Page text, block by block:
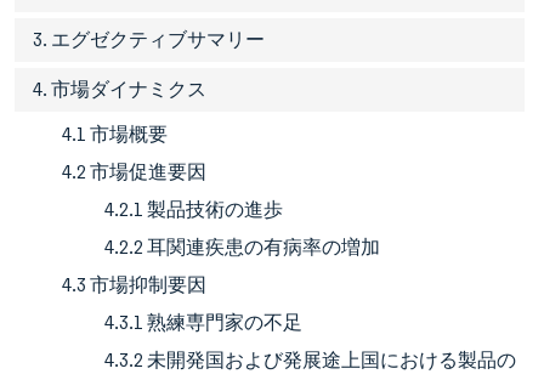
3. エグゼクティブサマリー
4. 市場ダイナミクス
4.1 市場概要
4.2 市場促進要因
4.2.1 製品技術の進歩
4.2.2 耳関連疾患の有病率の増加
4.3 市場抑制要因
4.3.1 熟練専門家の不足
4.3.2 未開発国および発展途上国における製品の